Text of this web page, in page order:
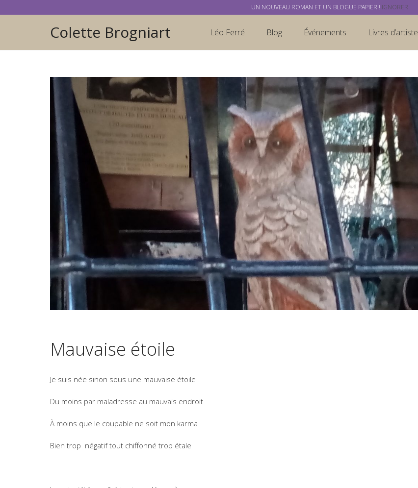
Colette Brogniart Léo Ferré Blog Événements Livres d’artiste
Mauvaise étoile
Je suis née sinon sous une mauvaise étoile
Du moins par maladresse au mauvais endroit
À moins que le coupable ne soit mon karma
Bien trop négatif tout chiffonné trop étale
UN NOUVEAU ROMAN ET UN BLOGUE PAPIER ! IGNORER